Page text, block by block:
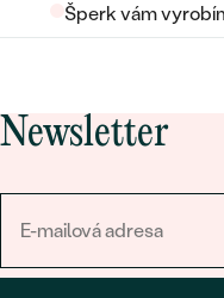
Šperk vám
Newsletter